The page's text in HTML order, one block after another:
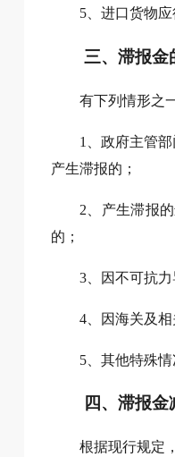
5、进口货物
三、滞报金
有下列情形之
1、政府主管
产生滞报的；
2、产生滞报
的；
3、因不可抗
4、因海关及
5、其他特殊情
四、滞报
根据现行规定